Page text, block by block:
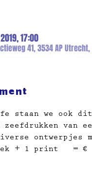
17:00
41, 3534 AP
staan we ook
van
ontwerpjes
+ 1 print   =